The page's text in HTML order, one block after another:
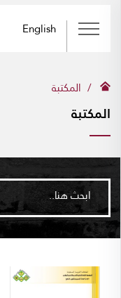
English
المكتبة
المكتبة
ابحث هنا..